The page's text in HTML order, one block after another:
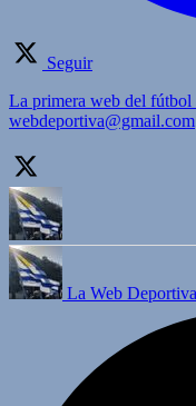
Seguir
La primera web del
webdeportiva@gmail.com
La Web